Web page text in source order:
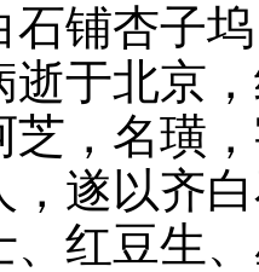
石铺杏子
逝于北京
芝，名璜
，遂以齐
、红豆生